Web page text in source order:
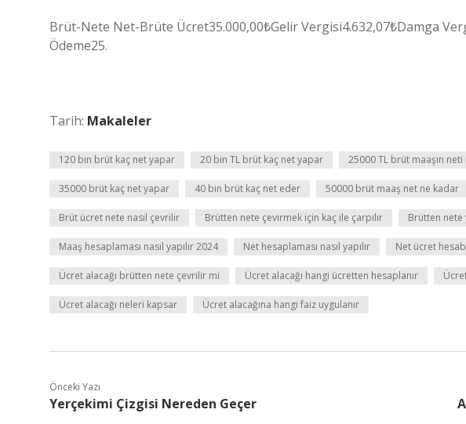
Brüt-Nete Net-Brüte Ücret35.000,00₺Gelir Vergisi4.632,07₺Damga
Ödeme25.
Tarih: Makaleler
120 bin brüt kaç net yapar 20 bin TL brüt kaç net yapar 25000 TL brüt maaşın
35000 brüt kaç net yapar 40 bin brüt kaç net eder 50000 brüt maaş net ne kadar
Brüt ücret nete nasıl çevrilir Brütten nete çevirmek için kaç ile çarpılır Brütten nete
Maaş hesaplaması nasıl yapılır 2024 Net hesaplaması nasıl yapılır Net ücret
Ücret alacağı brütten nete çevrilir mi Ücret alacağı hangi ücretten hesaplanır
Ücret alacağı neleri kapsar Ücret alacağına hangi faiz uygulanır
Önceki Yazı
Yerçekimi Çizgisi Nereden Geçer